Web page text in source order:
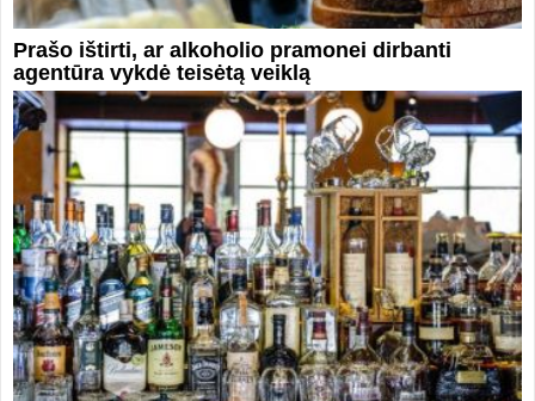
Prašo ištirti, ar alkoholio pramonei dirbanti
agentūra vykdė teisėtą veiklą